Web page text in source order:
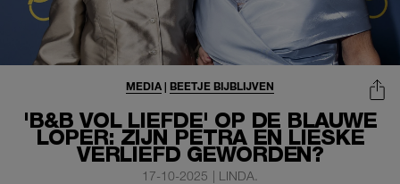
'B&B VOL LIEFDE' OP DE BLAUWE
LOPER: ZIJN PETRA EN LIESKE
VERLIEFD GEWORDEN?
MEDIA | BEETJE BIJBLIJVEN
17-10-2025 | LINDA.